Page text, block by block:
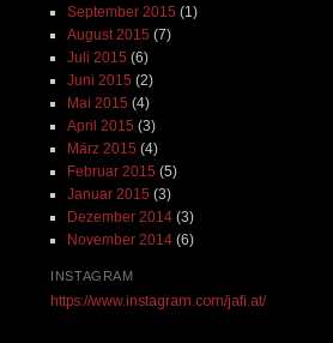
September 2015 (1)
August 2015 (7)
Juli 2015 (6)
Juni 2015 (2)
Mai 2015 (4)
April 2015 (3)
März 2015 (4)
Februar 2015 (5)
Januar 2015 (3)
Dezember 2014(3)
November 2014(6)
INSTAGRAM
https://www.instagram.com/jafi.at/